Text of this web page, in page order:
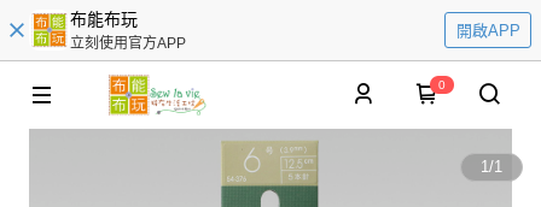
布能布玩
立刻使用官方APP
開啟APP
0
1/1